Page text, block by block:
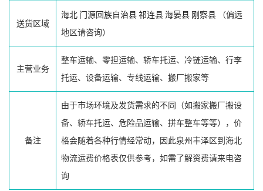
送货区域
海北 门源回族自治县祁连县海晏县 刚察县 （偏远
地区请咨询）
主营业务
整车运输、零担运输、轿车托运、冷链运输、行李
托运、设备运输、专线运输、搬厂搬家等
备注
由于市场环境及发货需求的不同（如搬家搬厂搬设
备、轿车托运、危险品运输、拼车整车等等），价
格会随着各种行情经常动，因此泉州丰泽区到海北
物流运费价格表仅供参考，如需了解资费请来电咨
询